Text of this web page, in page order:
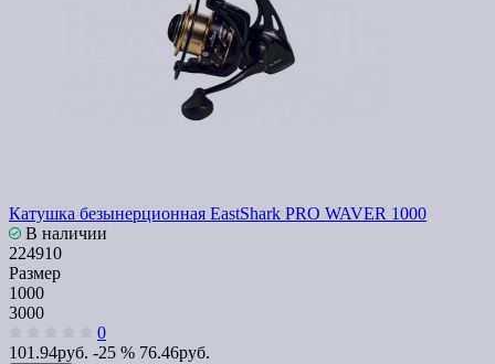
Катушка безынерционная EastShark PRO WAVER 1000
В наличии
224910
Размер
1000
3000
0
101.94руб. -25 % 76.46руб.